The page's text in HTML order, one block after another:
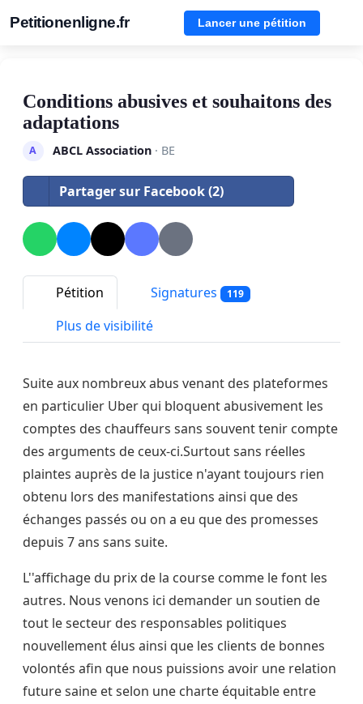
Petitionenligne.fr Lancer une pétition
Conditions abusives et souhaitons des
adaptations
A ABCL Association· BE
Partager sur Facebook (2)
Pétition Signatures 119
Plus de visibilité
Suite aux nombreux abus venant des plateformes
en particulier Uber qui bloquent abusivement les
comptes des chauffeurs sans souvent tenir compte
des arguments de ceux-ci.Surtout sans réelles
plaintes auprès de la justice n'ayant toujours rien
obtenu lors des manifestations ainsi que des
échanges passés ou on a eu que des promesses
depuis 7 ans sans suite.
L''affichage du prix de la course comme le font les
autres. Nous venons ici demander un soutien de
tout le secteur des responsables politiques
nouvellement élus ainsi que les clients de bonnes
volontés afin que nous puissions avoir une relation
future saine et selon une charte équitable entre